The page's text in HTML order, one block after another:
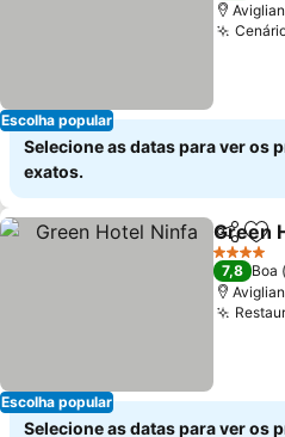
Escolha popular
Selecione as datas para ver os
exatos.
Escolha popular
Partilhar
Green
4 Estrelas
7,8 Boa
Selecione as datas para ver os